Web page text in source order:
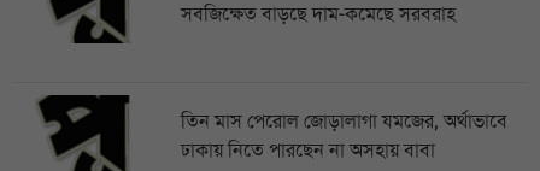
সবজিক্ষেত বাড়ছে দাম-কমেছে সরবরাহ
তিন মাস পেরোল জোড়ালাগা যমজের, অর্থাভাবে
ঢাকায় নিতে পারছেন না অসহায় বাবা